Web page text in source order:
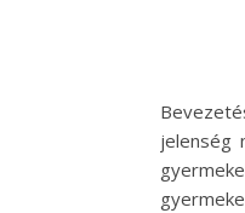
jelenség